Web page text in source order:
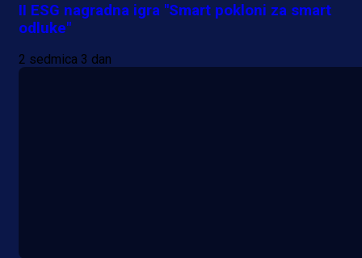
II ESG nagradna igra "Smart pokloni za smart
odluke"
2 sedmica 3 dan